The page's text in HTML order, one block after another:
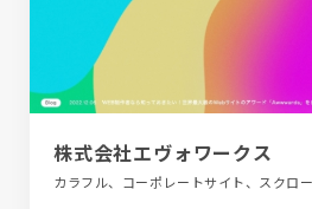
株式会社エヴォワークス